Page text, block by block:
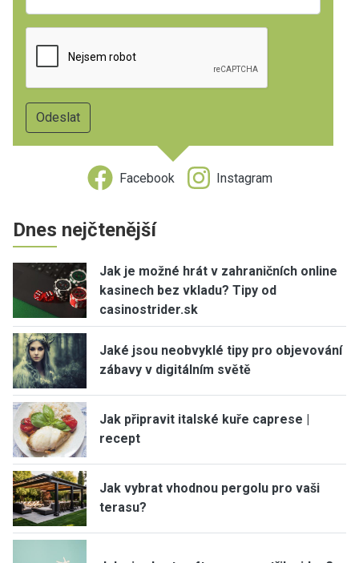
Facebook Instagram
Dnes nejčtenější
Jak je možné hrát v zahraničních online
kasinech bez vkladu? Tipy od
casinostrider.sk
Jaké jsou neobvyklé tipy pro objevování
zábavy v digitálním světě
Jak připravit italské kuře caprese |
recept
Jak vybrat vhodnou pergolu pro vaši
terasu?